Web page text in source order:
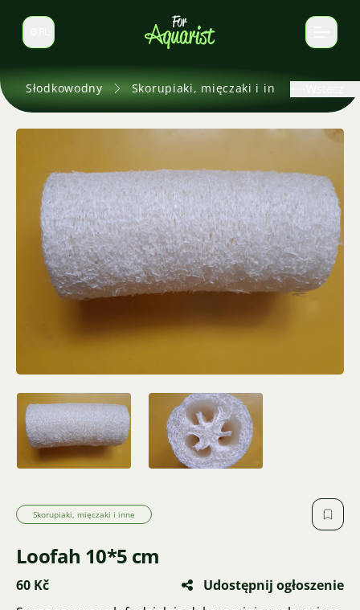
Zmień język
Słodkowodny Skorupiaki, mięczaki i inne
Skorupiaki, mięczaki i inne
Loofah 10*5 cm
60 Kč
Udostępnij ogłoszenie